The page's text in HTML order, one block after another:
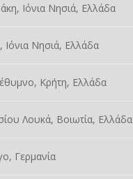
Ιόνια Νησιά, Ελλάδα
Ιόνια Νησιά, Ελλάδα
Κρήτη, Ελλάδα
Λουκά, Βοιωτία, Ελλάδα
Γερμανία